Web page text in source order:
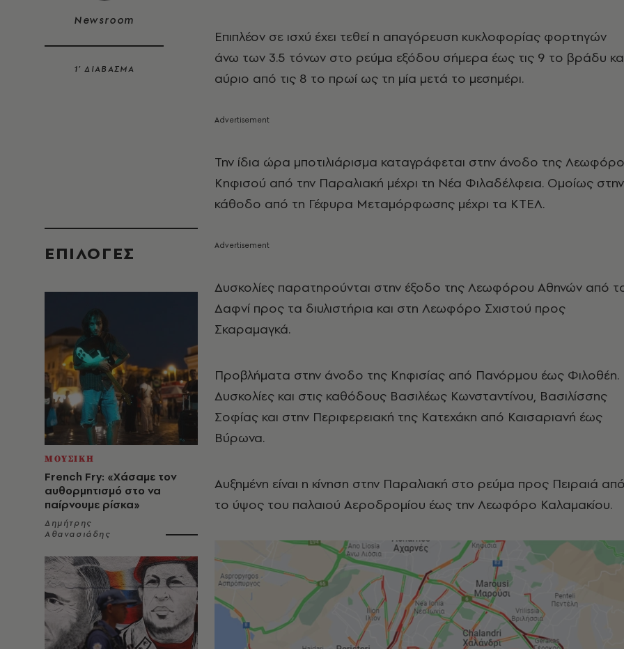
Newsroom
1’ ΔΙΑΒΑΣΜΑ
EΠΙΛΟΓΈΣ
ΜΟΥΣΙΚΗ
French Fry: «Χάσαμε τον
αυθορμητισμό στο να
παίρνουμε ρίσκα»
Δημήτρης
Αθανασιάδης
Επιπλέον σε ισχύ έχει τεθεί η απαγόρευση κυκλοφορίας φορτηγών
άνω των 3.5 τόνων στο ρεύμα εξόδου σήμερα έως τις 9 το βράδυ
αύριο από τις 8 το πρωί ως τη μία μετά το μεσημέρι.
Την ίδια ώρα μποτιλιάρισμα καταγράφεται στην άνοδο της
Κηφισού από την Παραλιακή μέχρι τη Νέα Φιλαδέλφεια. Ομοίως στην
κάθοδο από τη Γέφυρα Μεταμόρφωσης μέχρι τα ΚΤΕΛ.
Δυσκολίες παρατηρούνται στην έξοδο της Λεωφόρου Αθηνών από
Δαφνί προς τα διυλιστήρια και στη Λεωφόρο Σχιστού προς
Σκαραμαγκά.
Προβλήματα στην άνοδο της Κηφισίας από Πανόρμου έως Φιλοθέη.
Δυσκολίες και στις καθόδους Βασιλέως Κωνσταντίνου, Βασιλίσσης
Σοφίας και στην Περιφερειακή της Κατεχάκη από Καισαριανή έως
Βύρωνα.
Αυξημένη είναι η κίνηση στην Παραλιακή στο ρεύμα προς Πειραιά
το ύψος του παλαιού Αεροδρομίου έως την Λεωφόρο Καλαμακίου.